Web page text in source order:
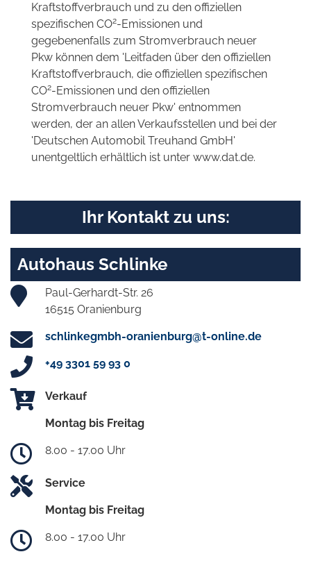
Kraftstoffverbrauch und zu den offiziellen
spezifischen CO2-Emissionen und
gegebenenfalls zum Stromverbrauch neuer
Pkw können dem 'Leitfaden über den offiziellen
Kraftstoffverbrauch, die offiziellen spezifischen
CO2-Emissionen und den offiziellen
Stromverbrauch neuer Pkw' entnommen
werden, der an allen Verkaufsstellen und bei der
'Deutschen Automobil Treuhand GmbH'
unentgeltlich erhältlich ist unter www.dat.de.
Ihr Kontakt zu uns:
Autohaus Schlinke
Paul-Gerhardt-Str. 26
16515 Oranienburg
schlinkegmbh-oranienburg@t-online.de
+49 3301 59 93 0
Verkauf
Montag bis Freitag
8.00 - 17.00 Uhr
Service
Montag bis Freitag
8.00 - 17.00 Uhr